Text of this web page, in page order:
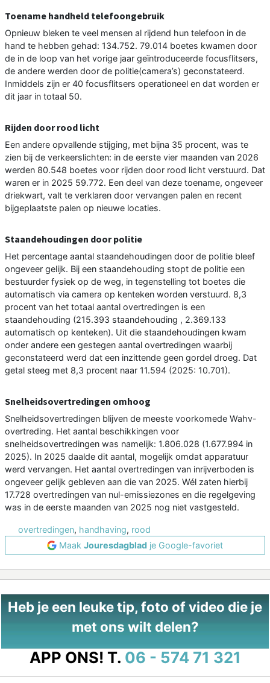
Toename handheld telefoongebruik
Opnieuw bleken te veel mensen al rijdend hun telefoon in de
hand te hebben gehad: 134.752. 79.014 boetes kwamen door
de in de loop van het vorige jaar geïntroduceerde focusflitsers,
de andere werden door de politie(camera’s) geconstateerd.
Inmiddels zijn er 40 focusflitsers operationeel en dat worden er
dit jaar in totaal 50.
Rijden door rood licht
Een andere opvallende stijging, met bijna 35 procent, was te
zien bij de verkeerslichten: in de eerste vier maanden van 2026
werden 80.548 boetes voor rijden door rood licht verstuurd. Dat
waren er in 2025 59.772. Een deel van deze toename, ongeveer
driekwart, valt te verklaren door vervangen palen en recent
bijgeplaatste palen op nieuwe locaties.
Staandehoudingen door politie
Het percentage aantal staandehoudingen door de politie bleef
ongeveer gelijk. Bij een staandehouding stopt de politie een
bestuurder fysiek op de weg, in tegenstelling tot boetes die
automatisch via camera op kenteken worden verstuurd. 8,3
procent van het totaal aantal overtredingen is een
staandehouding (215.393 staandehouding , 2.369.133
automatisch op kenteken). Uit die staandehoudingen kwam
onder andere een gestegen aantal overtredingen waarbij
geconstateerd werd dat een inzittende geen gordel droeg. Dat
getal steeg met 8,3 procent naar 11.594 (2025: 10.701).
Snelheidsovertredingen omhoog
Snelheidsovertredingen blijven de meeste voorkomede Wahv-
overtreding. Het aantal beschikkingen voor
snelheidsovertredingen was namelijk: 1.806.028 (1.677.994 in
2025). In 2025 daalde dit aantal, mogelijk omdat apparatuur
werd vervangen. Het aantal overtredingen van inrijverboden is
ongeveer gelijk gebleven aan die van 2025. Wél zaten hierbij
17.728 overtredingen van nul-emissiezones en die regelgeving
was in de eerste maanden van 2025 nog niet vastgesteld.
overtredingen, handhaving, rood
Maak Jouresdagblad je Google-favoriet
Heb je een leuke tip, foto of video die je
met ons wilt delen?
APP ONS! T. 06 - 574 71 321